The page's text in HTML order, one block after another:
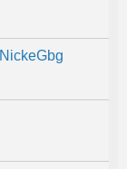
NickeGbg